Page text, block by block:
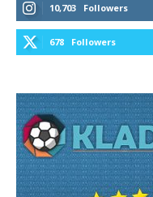
10,703 Followers
678 Followers